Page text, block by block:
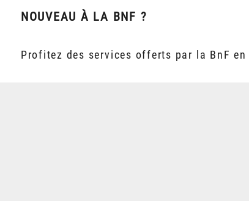
NOUVEAU À LA BNF ?
Profitez des services offerts par la BnF